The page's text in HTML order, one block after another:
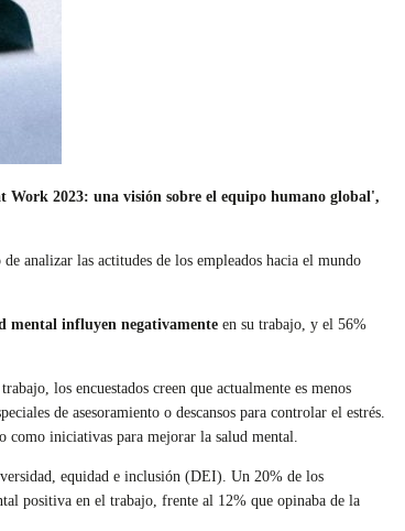
Work 2023: una visión sobre el equipo humano global',
analizar las actitudes de los empleados hacia el mundo
mental influyen negativamente en su trabajo, y el 56%
los encuestados creen que actualmente es menos
de asesoramiento o descansos para controlar el estrés.
como iniciativas para mejorar la salud mental.
equidad e inclusión (DEI). Un 20% de los
positiva en el trabajo, frente al 12% que opinaba de la